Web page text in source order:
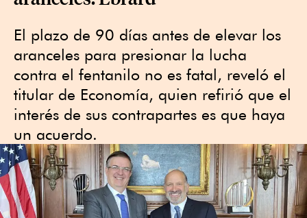
El plazo de 90 días antes de elevar los
aranceles para presionar la lucha
contra el fentanilo no es fatal, reveló el
titular de Economía, quien refirió que el
interés de sus contrapartes es que haya
un acuerdo.